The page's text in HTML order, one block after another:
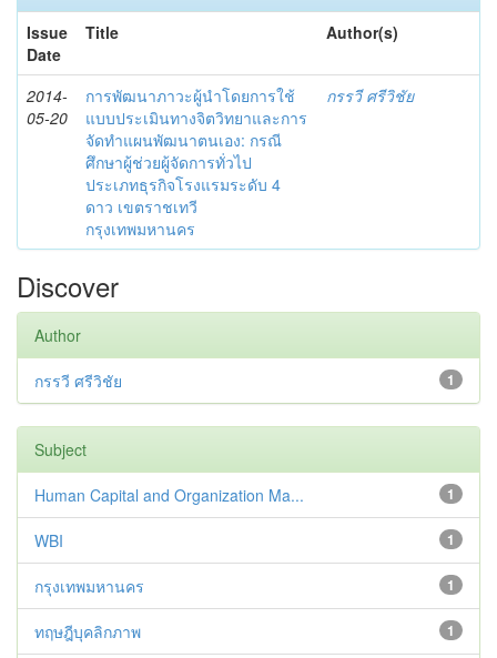
Issue
Date
Title Author(s)
2014-
05-20
การพัฒนาภาวะผู้นำโดยการใช้
แบบประเมินทางจิตวิทยาและการ
จัดทำแผนพัฒนาตนเอง: กรณี
ศึกษาผู้ช่วยผู้จัดการทั่วไป
ประเภทธุรกิจโรงแรมระดับ 4
ดาว เขตราชเทวี
กรุงเทพมหานคร
กรรวี ศรีวิชัย
Discover
Author
1
กรรวี ศรีวิชัย
Subject
1
Human Capital and Organization Ma...
1
WBI
1
กรุงเทพมหานคร
1
ทฤษฎีบุคลิกภาพ